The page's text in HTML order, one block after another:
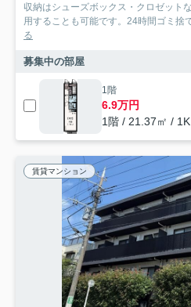
収納はシューズボックス・クロゼット
用することも可能です。24時間ゴミ捨
る
募集中の部屋
1階
6.9万円
1階 / 21.37㎡ / 1K
賃貸マンション